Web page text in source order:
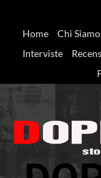
Home
Chi Siamo
Interviste